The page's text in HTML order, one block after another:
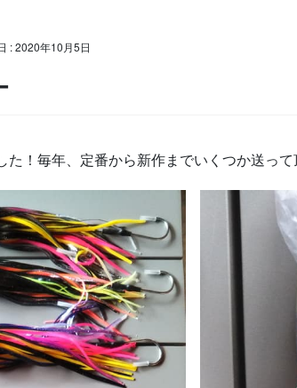
:2020年10月5日
た！毎年、定番から新作までいくつか送っ